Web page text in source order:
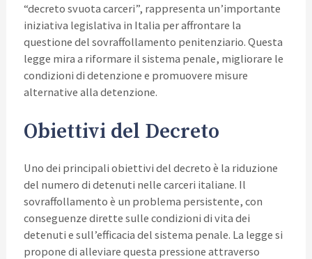
“decreto svuota carceri”, rappresenta un’importante
iniziativa legislativa in Italia per affrontare la
questione del sovraffollamento penitenziario. Questa
legge mira a riformare il sistema penale, migliorare le
condizioni di detenzione e promuovere misure
alternative alla detenzione.
Obiettivi del Decreto
Uno dei principali obiettivi del decreto è la riduzione
del numero di detenuti nelle carceri italiane. Il
sovraffollamento è un problema persistente, con
conseguenze dirette sulle condizioni di vita dei
detenuti e sull’efficacia del sistema penale. La legge si
propone di alleviare questa pressione attraverso